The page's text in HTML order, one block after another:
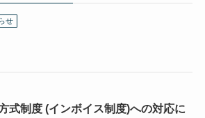
せ
式制度 (インボイス制度)への対応に